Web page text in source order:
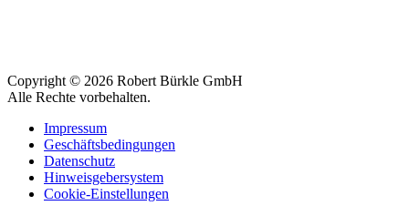
Copyright © 2026 Robert Bürkle GmbH
Alle Rechte vorbehalten.
Impressum
Geschäftsbedingungen
Datenschutz
Hinweisgebersystem
Cookie-Einstellungen